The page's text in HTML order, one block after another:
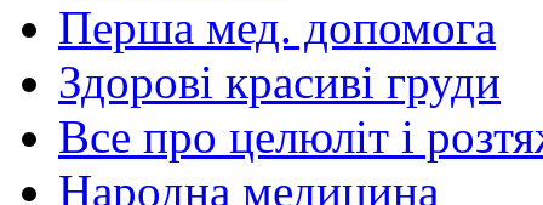
Перша мед. допомога
Здорові красиві груди
Все про целюліт і
Народна медицина